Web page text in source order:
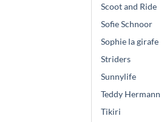
Scoot and Ride
Sofie Schnoor
Sophie la girafe
Striders
Sunnylife
Teddy Hermann
Tikiri